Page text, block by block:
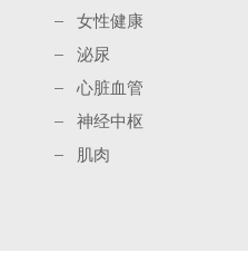
女性健康
泌尿
心脏血管
神经中枢
肌肉